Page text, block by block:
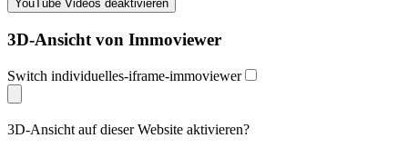
3D-Ansicht von Immoviewer
Switch individuelles-iframe-immoviewer
3D-Ansicht auf dieser Website aktivieren?